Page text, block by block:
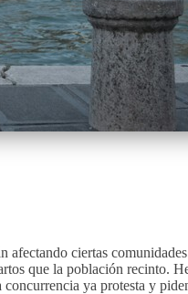
afectando ciertas
que la población recinto.
ya protesta y